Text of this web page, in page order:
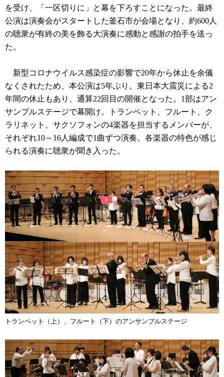
を受け、「一区切りに」と幕を下ろすことになった。最終
公演は演奏会がスタートした釜石市が会場となり、約600人
の聴衆が有終の美を飾る大演奏に感動と感謝の拍手を送っ
た。
新型コロナウイルス感染症の影響で20年から休止を余儀
なくされたため、本公演は5年ぶり。東日本大震災による2
年間の休止もあり、通算22回目の開催となった。1部はアン
サンブルステージで幕開け。トランペット、フルート、ク
ラリネット、サクソフォンの4楽器を担当するメンバーが、
それぞれ10～16人編成で1曲ずつ演奏。各楽器の特色が感じ
られる演奏に聴衆が聞き入った。
トランペット（上）、フルート（下）のアンサンブルステージ